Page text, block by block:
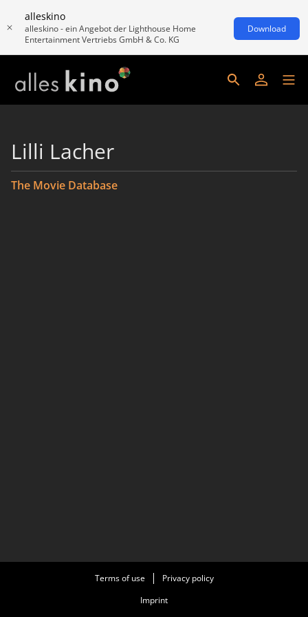
alleskino
alleskino - ein Angebot der Lighthouse Home
Entertainment Vertriebs GmbH & Co. KG
Download
Lilli Lacher
The Movie Database
Terms of use
Privacy policy
Imprint